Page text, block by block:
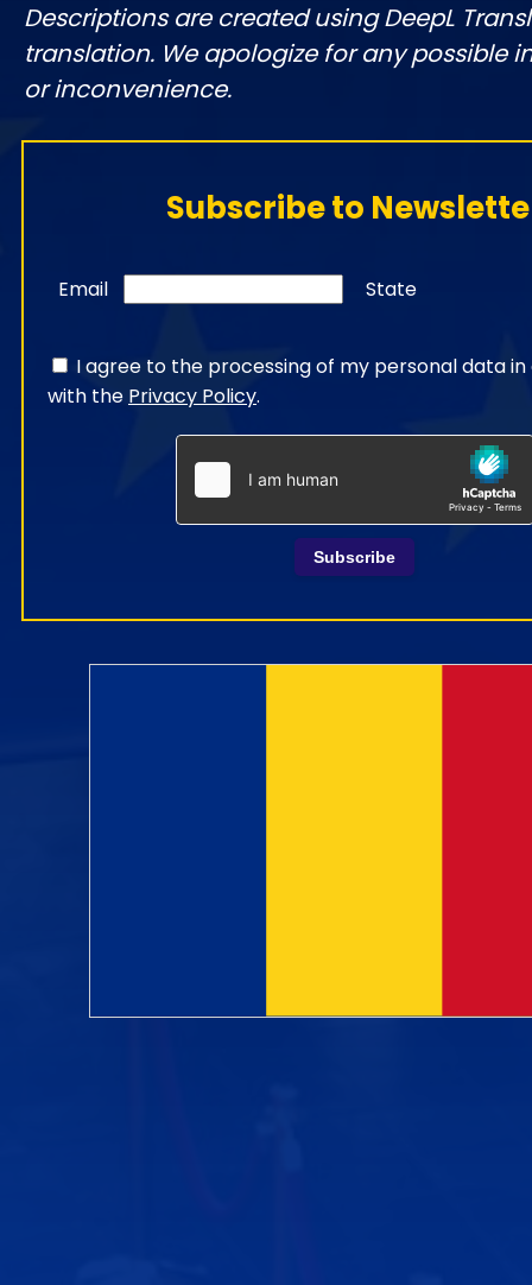
Descriptions are created using DeepL
translation. We apologize for any possible
or inconvenience.
Subscribe to
Email State
I agree to the processing of my personal data
with the Privacy Policy.
Subscribe